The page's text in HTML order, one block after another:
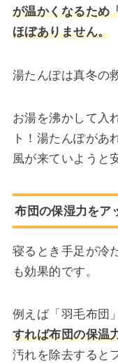
が温かくなるため
ほぼありません。
湯たんぽは真冬の
お湯を沸かして入
ト！湯たんぽがあ
風が来ていようと
布団の保湿力をア
寝るとき手足が冷
も効果的です。
例えば「羽毛布団
すれば布団の保温
汚れを除去すると